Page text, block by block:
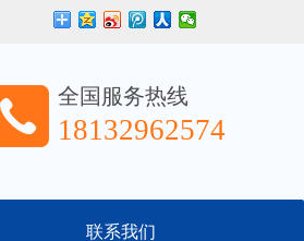
全国服务热线
18132962574
联系我们